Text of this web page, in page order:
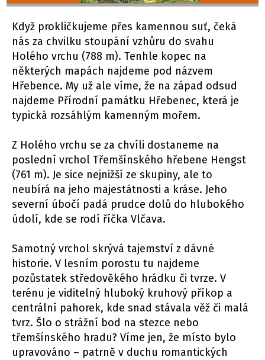
Když prokličkujeme přes kamennou suť, čeká
nás za chvilku stoupání vzhůru do svahu
Holého vrchu (788 m). Tenhle kopec na
některých mapách najdeme pod názvem
Hřebence. My už ale víme, že na západ odsud
najdeme Přírodní památku Hřebenec, která je
typická rozsáhlým kamenným mořem.
Z Holého vrchu se za chvíli dostaneme na
poslední vrchol Třemšínského hřebene Hengst
(761 m). Je sice nejnižší ze skupiny, ale to
neubírá na jeho majestátnosti a kráse. Jeho
severní úbočí padá prudce dolů do hlubokého
údolí, kde se rodí říčka Vlčava.
Samotný vrchol skrývá tajemství z dávné
historie. V lesním porostu tu najdeme
pozůstatek středověkého hrádku či tvrze. V
terénu je viditelný hluboký kruhový příkop a
centrální pahorek, kde snad stávala věž či malá
tvrz. Šlo o strážní bod na stezce nebo
třemšínského hradu? Víme jen, že místo bylo
upravováno – patrně v duchu romantických